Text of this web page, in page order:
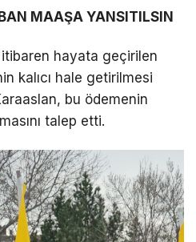
MAAŞA YANSITILSIN
hayata geçirilen
kalıcı hale getirilmesi
bu ödemenin
talep etti.